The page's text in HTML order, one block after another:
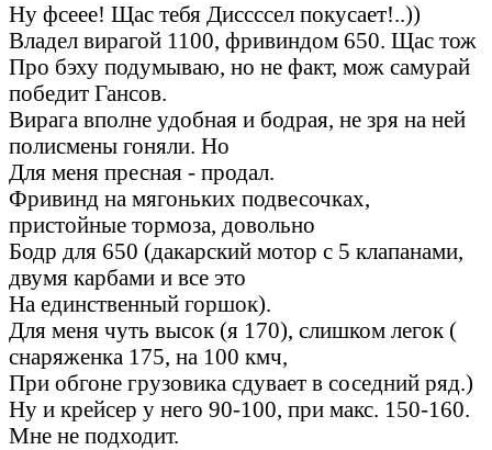
Ну фсеее! Щас тебя Диссссел покусает!..))
Владел вирагой 1100, фривиндом 650. Щас тож
Про бэху подумываю, но не факт, мож самурай
победит Гансов.
Вирага вполне удобная и бодрая, не зря на ней
полисмены гоняли. Но
Для меня пресная - продал.
Фривинд на мягоньких подвесочках,
пристойные тормоза, довольно
Бодр для 650 (дакарский мотор с 5 клапанами,
двумя карбами и все это
На единственный горшок).
Для меня чуть высок (я 170), слишком легок (
снаряженка 175, на 100 кмч,
При обгоне грузовика сдувает в соседний ряд.)
Ну и крейсер у него 90-100, при макс. 150-160.
Мне не подходит.